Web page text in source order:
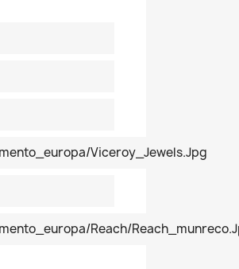
Viceroy_Jewels.jpg
reach/